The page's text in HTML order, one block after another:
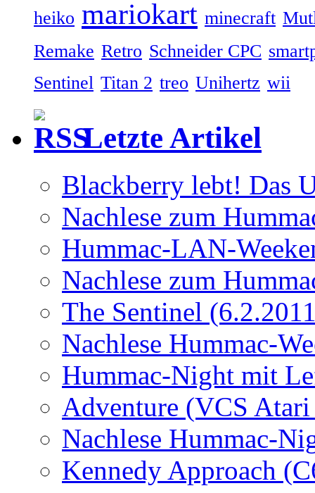
heiko mariokart minecraft
Remake Retro Schneider CPC
Sentinel Titan 2 treo Unihertz wii
Letzte Artikel
Blackberry lebt! Das
Nachlese zum
Hummac-LAN-
Nachlese zum
The Sentinel
Nachlese Hummac-
Hummac-Night mit
Adventure (VCS
Nachlese Hummac-
Kennedy Approach